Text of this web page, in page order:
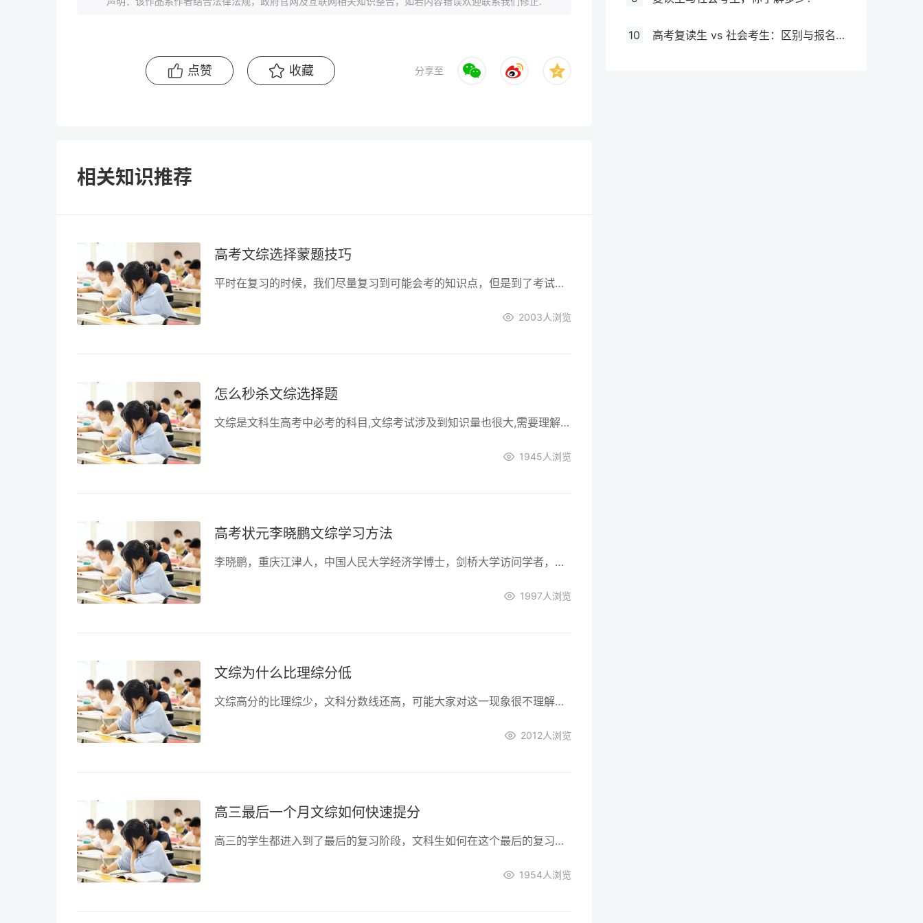
点赞 收藏 分享至
相关知识推荐
高考文综选择蒙题技巧
平时在复习的时候，我们尽量复习到可能会考的知识点，但是到了考试中，总会有一些题目是我们没有把握的，那么只个时候为我们就要靠“蒙”了，因为试卷最终的结果只体现在分数上，而即使是蒙题，也是建立在我们所掌握的知识之上的，在蒙题的时候有人就总结出了一些技巧，在文综考试中说不定就会帮助我们提高分数。
2003 人浏览
怎么秒杀文综选择题
文综是文科生高考中必考的科目,文综考试涉及到知识量也很大,需要理解背诵的东西有很多,小编提醒广大文科生历年高考经验告诉我们：文综选择题越改越错，所以，没有完全的把握，一般不要修改以前作出的选择。下面是高三网小编收集整理的秒杀文综选择题的答题技巧，供参考。
1945 人浏览
高考状元李晓鹏文综学习方法
李晓鹏，重庆江津人，中国人民大学经济学博士，剑桥大学访问学者，哈佛大学访问学者，中国教育观察者与中学学习问题专家。中高考均为同考区第一名，高中就读于重庆江津中学，本科就读于中国人民大学法学院。
1997 人浏览
文综为什么比理综分低
文综高分的比理综少，文科分数线还高，可能大家对这一现象很不理解，不知道到底文综和理综哪个难？下面让我们一起来看看是怎么一回事，以便在选择学文或学理时做出正确的选择。
2012人浏览
高三最后一个月文综如何快速提分
高三的学生都进入到了最后的复习阶段，文科生如何在这个最后的复习提高成绩呢，其实文综提高成绩还是要掌握技巧的。
1954 人浏览
10 高考复读生 vs 社会考生：区别与报名要求全解析